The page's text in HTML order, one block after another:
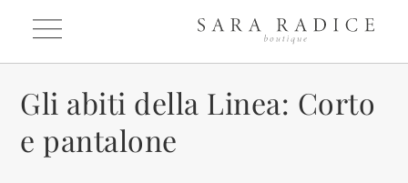
Gli abiti della Linea: Corto
e pantalone